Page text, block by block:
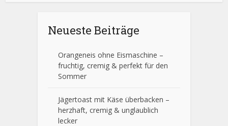
Neueste Beiträge
Orangeneis ohne Eismaschine –
fruchtig, cremig & perfekt für den
Sommer
Jägertoast mit Käse überbacken –
herzhaft, cremig & unglaublich
lecker